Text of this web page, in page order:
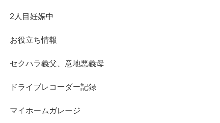
2人目妊娠中
お役立ち情報
セクハラ義父、意地悪義母
ドライブレコーダー記録
マイホームガレージ